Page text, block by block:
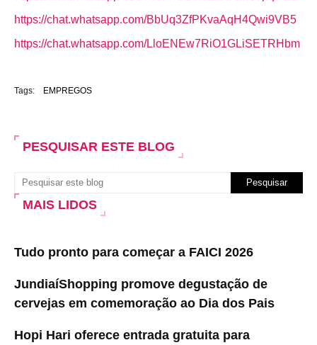
https://chat.whatsapp.com/BbUq3ZfPKvaAqH4Qwi9VB5
https://chat.whatsapp.com/LloENEw7RiO1GLiSETRHbm
Tags: EMPREGOS
PESQUISAR ESTE BLOG
MAIS LIDOS
Tudo pronto para começar a FAICI 2026
JundiaíShopping promove degustação de
cervejas em comemoração ao Dia dos Pais
Hopi Hari oferece entrada gratuita para